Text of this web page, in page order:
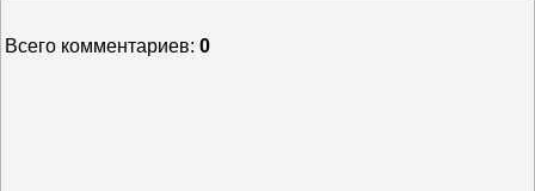
Всего комментариев: 0